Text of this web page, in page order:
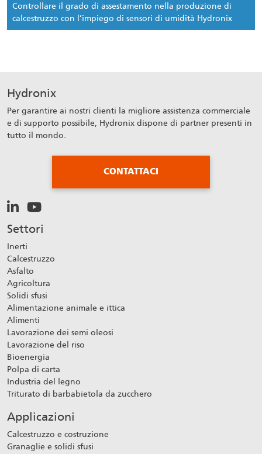
Controllare il grado di assestamento nella produzione di
calcestruzzo con l’impiego di sensori di umidità Hydronix
Hydronix
Per garantire ai nostri clienti la migliore assistenza commerciale
e di supporto possibile, Hydronix dispone di partner presenti in
tutto il mondo.
CONTATTACI
Settori
Inerti
Calcestruzzo
Asfalto
Agricoltura
Solidi sfusi
Alimentazione animale e ittica
Alimenti
Lavorazione dei semi oleosi
Lavorazione del riso
Bioenergia
Polpa di carta
Industria del legno
Triturato di barbabietola da zucchero
Applicazioni
Calcestruzzo e costruzione
Granaglie e solidi sfusi